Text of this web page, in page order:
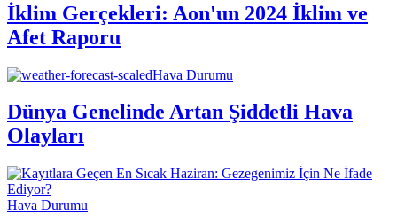
İklim Gerçekleri: Aon'un 2024 İklim ve
Afet Raporu
Hava Durumu
Dünya Genelinde Artan Şiddetli Hava
Olayları
Hava Durumu